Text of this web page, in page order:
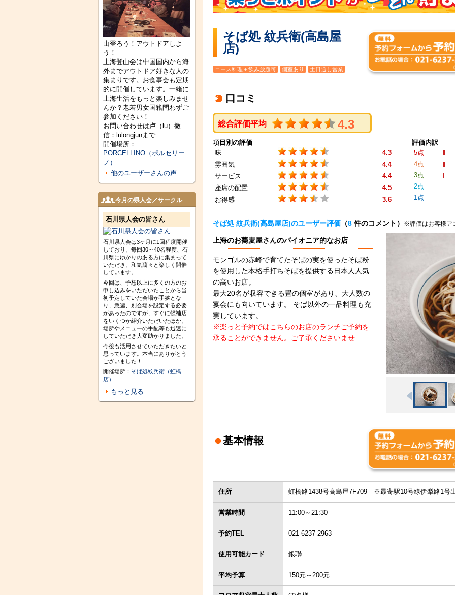
そば処 紋兵衛(高島屋
店)
コース料理＋飲み放題可 個室あり 土日通し営業
口コミ
総合評価平均 4.3
項目別の評価
味
4.3
雰囲気
4.4
サービス
4.4
座席の配置
4.5
お得感
3.6
評価内訳
5点
4点
3点
2点
1点
そば処 紋兵衛(高島屋店)のユーザー評価 （8 件のコメント） ※評価はお客様ア
上海のお蕎麦屋さんのパイオニア的なお店
モンゴルの赤峰で育てたそばの実を使ったそば粉
を使用した本格手打ちそばを提供する日本人人気
の高いお店。
最大20名が収容できる畳の個室があり、大人数の
宴会にも向いています。 そば以外の一品料理も充
実しています。
※楽っと予約ではこちらのお店のランチご予約を
承ることができません。ご了承くださいませ
基本情報
住所 虹橋路1438号高島屋7F709 ※最寄駅10号線伊犁路1号
営業時間 11:00～21:30
予約TEL 021-6237-2963
使用可能カード 銀聯
平均予算 150元～200元
山登ろう！アウトドアしよ
う！
上海登山会は中国国内から海
外までアウトドア好きな人の
集まりです。お食事会も定期
的に開催しています。一緒に
上海生活をもっと楽しみませ
んか？老若男女国籍問わずご
参加ください！
お問い合わせは卢（lu）微
信：lulongjunまで
開催場所：
PORCELLINO（ポルセリー
ノ）
他のユーザーさんの声
今月の県人会／サークル
石川県人会の皆さん
石川県人会は3ヶ月に1回程度開催
しており、毎回30～40名程度、石
川県にゆかりのある方に集まって
いただき、和気藹々と楽しく開催
しています。
今回は、予想以上に多くの方のお
申し込みをいただいたことから当
初予定していた会場が手狭とな
り、急遽、別会場を設定する必要
があったのですが、すぐに候補店
をいくつか紹介いただいたほか、
場所やメニューの手配等も迅速に
していただき大変助かりました。
今後も活用させていただきたいと
思っています。本当にありがとう
ございました！
開催場所： そば処紋兵衛（虹橋
店）
もっと見る